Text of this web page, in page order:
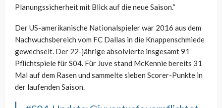
Planungssicherheit mit Blick auf die neue Saison.“
Der US-amerikanische Nationalspieler war 2016 aus dem
Nachwuchsbereich vom FC Dallas in die Knappenschmiede
gewechselt. Der 22-jährige absolvierte insgesamt 91
Pflichtspiele für S04. Für Juve stand McKennie bereits 31
Mal auf dem Rasen und sammelte sieben Scorer-Punkte in
der laufenden Saison.